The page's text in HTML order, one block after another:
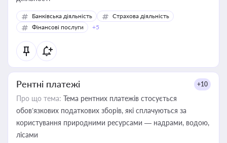
Банківська діяльність
Страхова діяльність
Фінансові послуги
+5
Рентні платежі +10
Про що тема: Тема рентних платежів стосується
обов’язкових податкових зборів, які сплачуються за
користування природними ресурсами — надрами, водою,
лісами